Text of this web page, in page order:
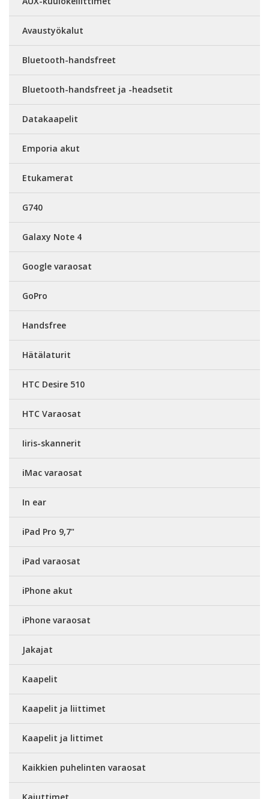
Avaustyökalut
Bluetooth-handsfreet
Bluetooth-handsfreet ja -headsetit
Datakaapelit
Emporia akut
Etukamerat
G740
Galaxy Note 4
Google varaosat
GoPro
Handsfree
Hätälaturit
HTC Desire 510
HTC Varaosat
Iiris-skannerit
iMac varaosat
In ear
iPad Pro 9,7"
iPad varaosat
iPhone akut
iPhone varaosat
Jakajat
Kaapelit
Kaapelit ja liittimet
Kaapelit ja littimet
Kaikkien puhelinten varaosat